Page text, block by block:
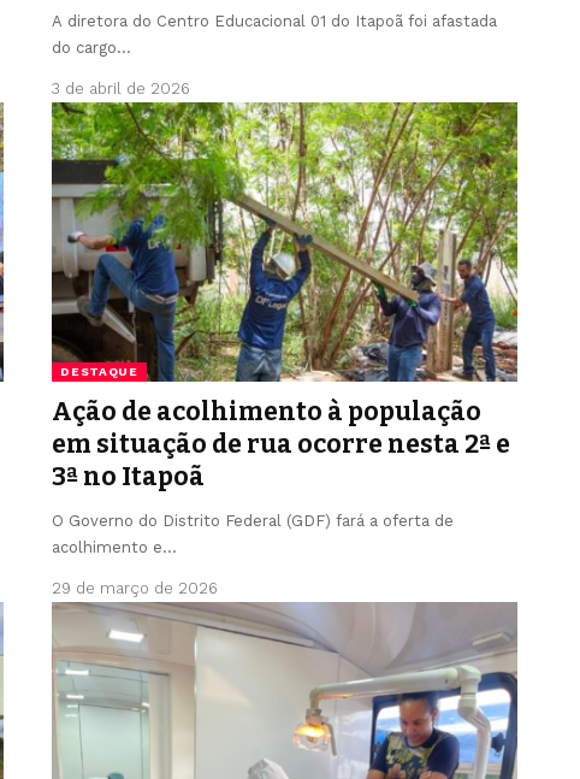
A diretora do Centro Educacional 01 do Itapoã foi afastada
do cargo…
3 de abril de 2026
DESTAQUE
Ação de acolhimento à população
em situação de rua ocorre nesta 2ª e
3ª no Itapoã
O Governo do Distrito Federal (GDF) fará a oferta de
acolhimento e…
29 de março de 2026